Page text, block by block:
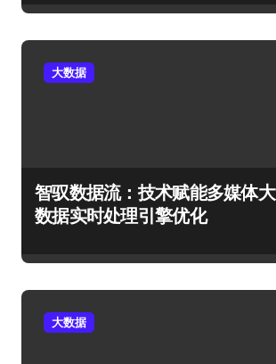
大数据
智驭数据流：技术赋能多媒体大
数据实时处理引擎优化
大数据